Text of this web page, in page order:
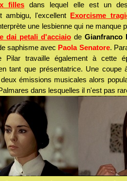
filles dans lequel elle est un
ambigu, l'excellent Exorcisme
une lesbienne qui ne manque
dai petali d'acciaio de Gianfranco
saphisme avec Paola Senatore.
Pilar travaille également à cette
tant que présentatrice. Une coupe
émissions musicales alors
dans lesquelles il n'est pas